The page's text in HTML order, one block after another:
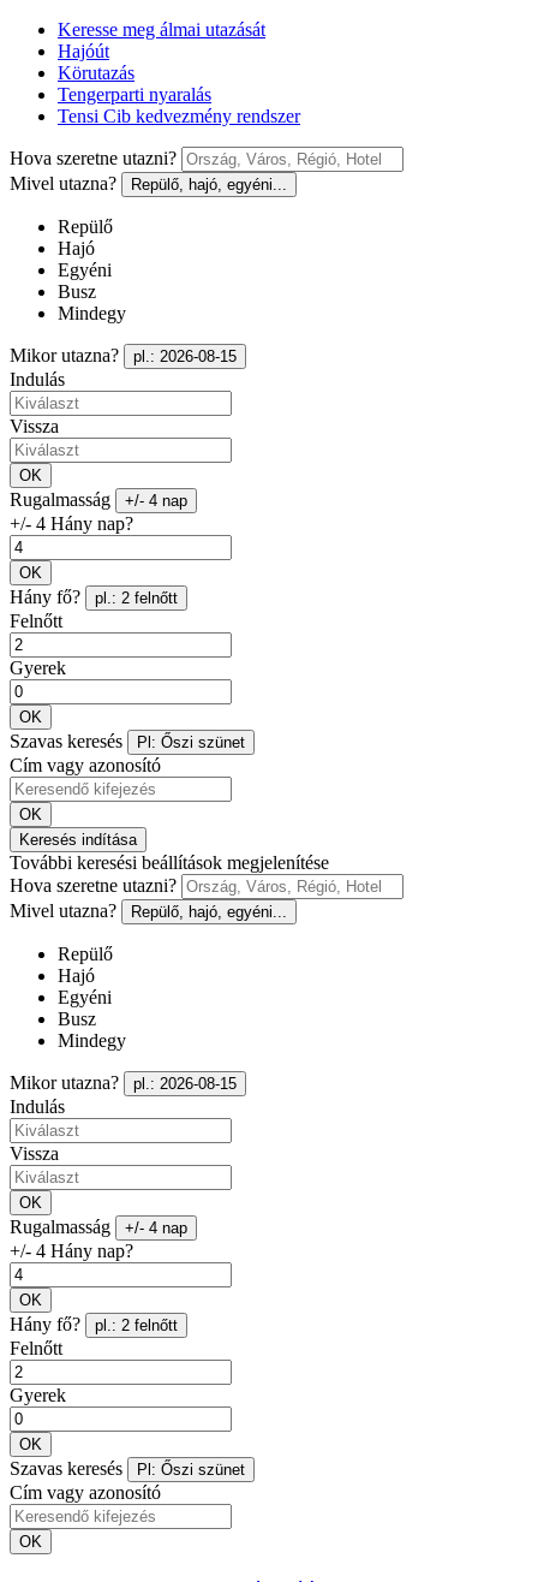
Keresse meg álmai utazását
Hajóút
Körutazás
Tengerparti nyaralás
Tensi Cib kedvezmény rendszer
Hova szeretne utazni?
Mivel utazna?
Repülő, hajó, egyéni...
Repülő
Hajó
Egyéni
Busz
Mindegy
Mikor utazna? pl.: 2026-08-15
Indulás
Vissza
OK
Rugalmasság +/- 4 nap
+/- 4 Hány nap?
OK
Hány fő? pl.: 2 felnőtt
Felnőtt
Gyerek
OK
Szavas keresés Pl: Őszi szünet
Cím vagy azonosító
OK
Keresés indítása
További keresési beállítások megjelenítése
Hova szeretne utazni?
Mivel utazna?
Repülő, hajó, egyéni...
Repülő
Hajó
Egyéni
Busz
Mindegy
Mikor utazna? pl.: 2026-08-15
Indulás
Vissza
OK
Rugalmasság +/- 4 nap
+/- 4 Hány nap?
OK
Hány fő? pl.: 2 felnőtt
Felnőtt
Gyerek
OK
Szavas keresés Pl: Őszi szünet
Cím vagy azonosító
OK